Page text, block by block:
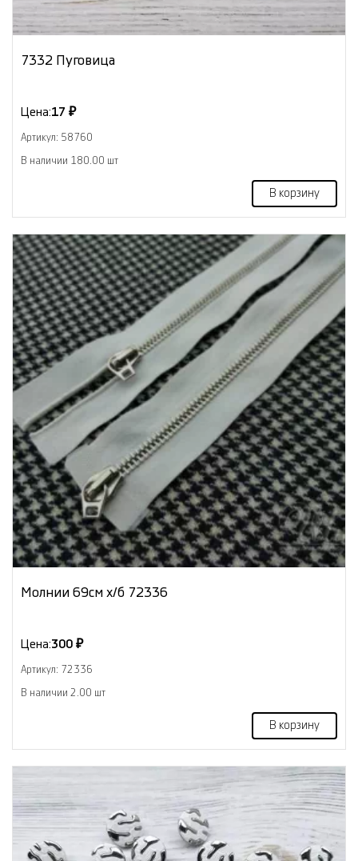
7332 Пуговица
Цена:17 ₽
Артикул: 58760
В наличии 180.00 шт
В корзину
Молнии 69см х/б 72336
Цена:300 ₽
Артикул: 72336
В наличии 2.00 шт
В корзину